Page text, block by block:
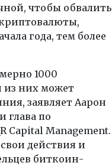
чтобы обвалить
года, тем более
1000
из них может
заявляет Аарон
глава по
Capital Management.
действия и
биткоин-